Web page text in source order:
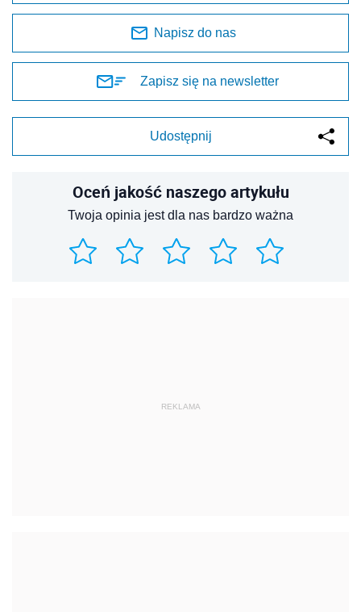
Napisz do nas
Zapisz się na newsletter
Udostępnij
Oceń jakość naszego artykułu
Twoja opinia jest dla nas bardzo ważna
REKLAMA